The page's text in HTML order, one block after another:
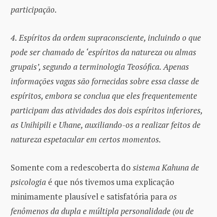
participação.
4. Espíritos da ordem supraconsciente, incluindo o que
pode ser chamado de ‘espíritos da natureza ou almas
grupais’, segundo a terminologia Teosófica. Apenas
informações vagas são fornecidas sobre essa classe de
espíritos, embora se conclua que eles frequentemente
participam das atividades dos dois espíritos inferiores,
as Unihipili e Uhane, auxiliando-os a realizar feitos de
natureza espetacular em certos momentos.
Somente com a redescoberta do sistema Kahuna de
psicologia é que nós tivemos uma explicação
minimamente plausível e satisfatória para os
fenômenos da dupla e múltipla personalidade (ou de